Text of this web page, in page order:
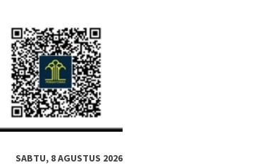
SABTU, 8 AGUSTUS 2026